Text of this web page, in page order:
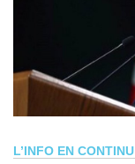
L’INFO EN CONTINU